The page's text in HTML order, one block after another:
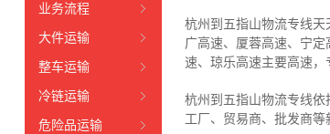
杭州到五指山物流专线天
广高速、厦蓉高速、宁
速、琼乐高速主要高速，
杭州到五指山物流专线
工厂、贸易商、批发商
业务流程
大件运输
整车运输
冷链运输
危险品运输